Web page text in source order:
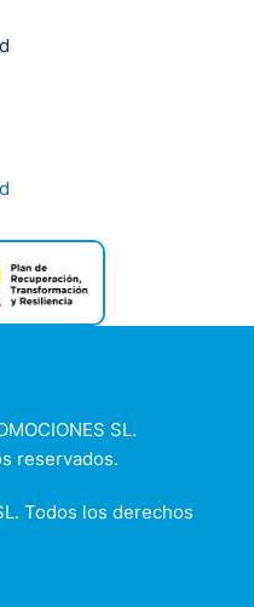
SL.
reservados.
Todos los derechos